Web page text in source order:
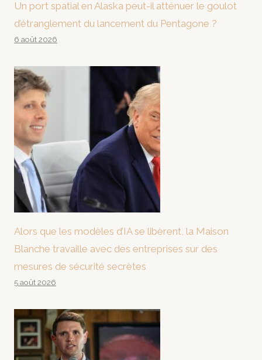
Un port spatial en Alaska peut-il atténuer le goulot
d’étranglement du lancement du Pentagone ?
6 août 2026
Alors que les modèles d’IA se libèrent, la Maison
Blanche travaille avec des entreprises sur des
mesures de sécurité secrètes
5 août 2026